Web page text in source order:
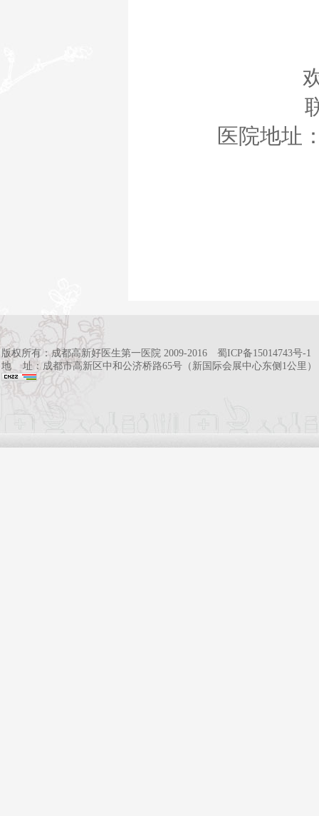
医院地址
版权所有：成都高新好医生第一医院 2009-2016 蜀ICP备15014743号-1
地 址：成都市高新区中和公济桥路65号（新国际会展中心东侧1公里）